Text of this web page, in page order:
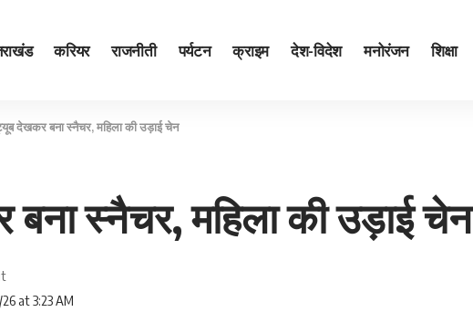
करियर राजनीती पर्यटन क्राइम देश-विदेश मनोरंजन शिक्षा
देखकर बना स्नैचर, महिला की उड़ाई चेन
स्नैचर, महिला की उड़ाई चेन
at 3:23 AM